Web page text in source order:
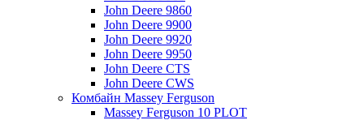
John Deere 9860
John Deere 9900
John Deere 9920
John Deere 9950
John Deere CTS
John Deere CWS
Комбайн Massey Ferguson
Massey Ferguson 10 PLOT